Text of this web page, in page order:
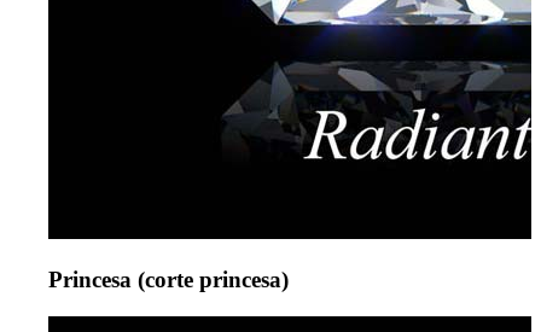
Princesa (corte princesa)